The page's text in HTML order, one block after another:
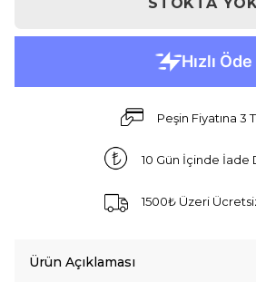
Peşin Fiyatına 3
10 Gün İçinde İade
1500₺ Üzeri
Ürün Açıklaması